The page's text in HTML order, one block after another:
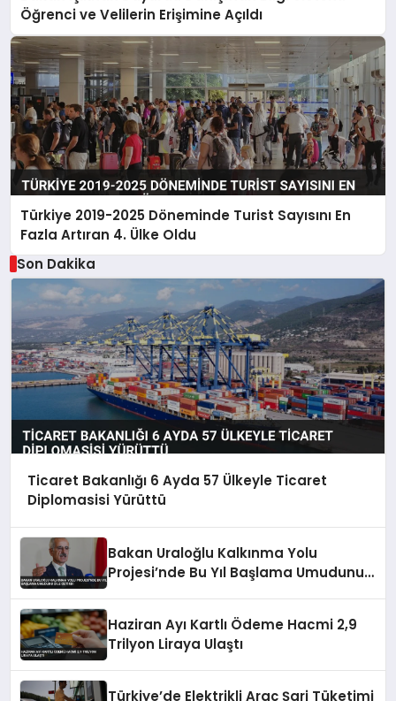
Öğrenci ve Velilerin Erişimine Açıldı
Türkiye 2019-2025 Döneminde Turist Sayısını En
Fazla Artıran 4. Ülke Oldu
Son Dakika
Ticaret Bakanlığı 6 Ayda 57 Ülkeyle Ticaret
Diplomasisi Yürüttü
Bakan Uraloğlu Kalkınma Yolu
Projesi’nde Bu Yıl Başlama Umudunu
Haziran Ayı Kartlı Ödeme Hacmi 2,9
Trilyon Liraya Ulaştı
Türkiye’de Elektrikli Araç Şarj Tüketimi